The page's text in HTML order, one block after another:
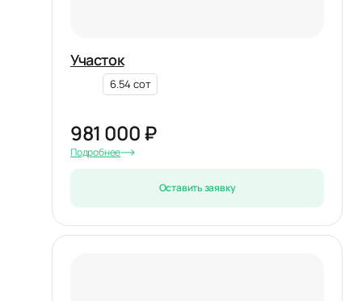
Участок
6.54 сот
981 000 ₽
Подробнее
Оставить заявку